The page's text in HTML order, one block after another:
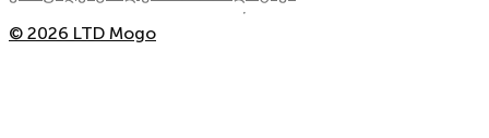
© 2026 LTD Mogo